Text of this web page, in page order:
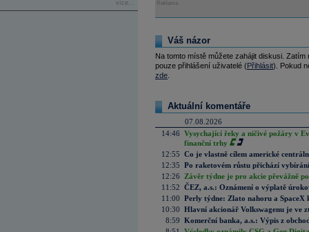
více... Reklama
Váš názor
Na tomto místě můžete zahájit diskusi.
pouze přihlášení uživatelé (Přihlásit). Pokud
zde
Aktuální komentáře
07.08.2026
14:46 Vysychající řeky a ničivé požáry v
finanční trhy
12:55 Co je vlastně cílem americké
12:35 Po raketovém růstu přichází
12:26
Závěr týdne je pro akcie převážně
11:52 ČEZ, a.s.: Oznámení o výplatě
11:00 Perly týdne: Zlato nahoru a SpaceX
10:30 Hlavní akcionář Volkswagenu je ve
8:59 Komerční banka, a.s.: Výpis z